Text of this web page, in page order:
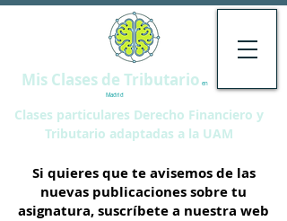
Mis Clases de Tributario en
Madrid
Clases particulares Derecho Financiero y
Tributario adaptadas a la UAM
Si quieres que te avisemos de las
nuevas publicaciones sobre tu
asignatura, suscríbete a nuestra web